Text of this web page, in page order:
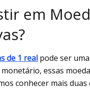
em
de 1 real pode ser
essas
conhecer mais